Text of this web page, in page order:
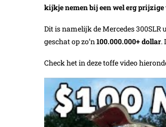
kijkje nemen bij een wel erg prijzige
Dit is namelijk de Mercedes
geschat op zo’n100.000.000+ dollar.
Check het in deze toffe video